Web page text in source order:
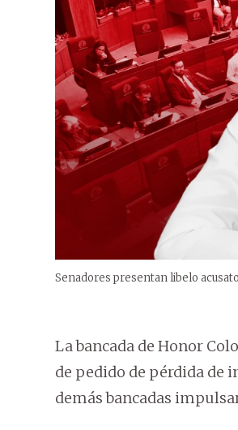
Senadores presentan libelo
La bancada de Honor
de pedido de pérdida de
demás bancadas